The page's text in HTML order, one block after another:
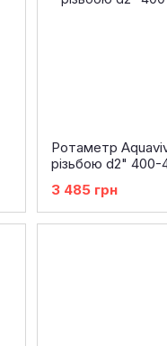
Ротаметр
різьбою d2" 400-
3 485 грн